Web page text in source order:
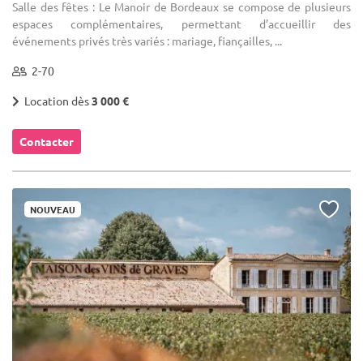
Salle des fêtes : Le Manoir de Bordeaux se compose de plusieurs
espaces complémentaires, permettant d’accueillir des
événements privés très variés : mariage, fiançailles, ...
2-70
Location dès3 000 €
Contacter
NOUVEAU